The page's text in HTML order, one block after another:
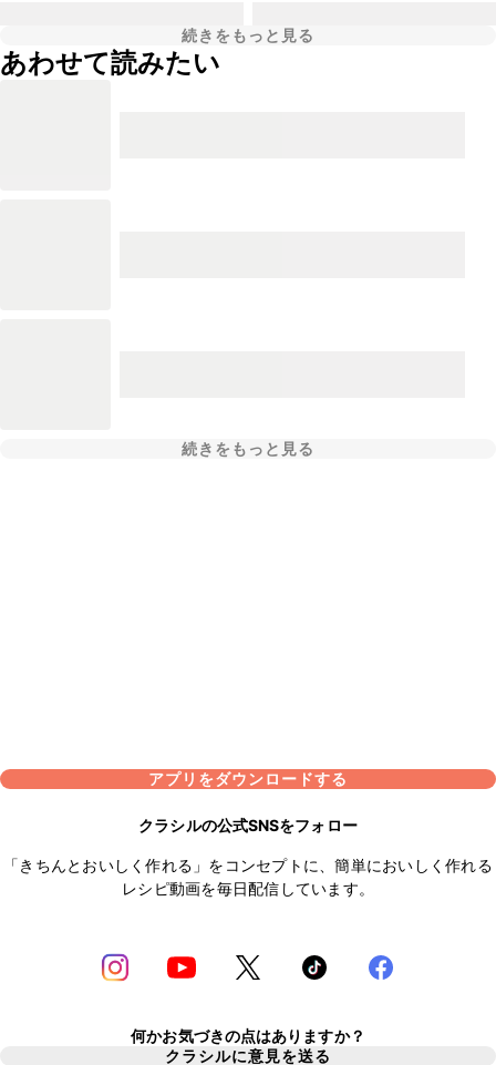
続きをもっと見る
あわせて読みたい
続きをもっと見る
アプリをダウンロードする
クラシルの公式SNSをフォロー
「きちんとおいしく作れる」をコンセプトに、簡単においしく作れる
レシピ動画を毎日配信しています。
何かお気づきの点はありますか？
クラシルに意見を送る